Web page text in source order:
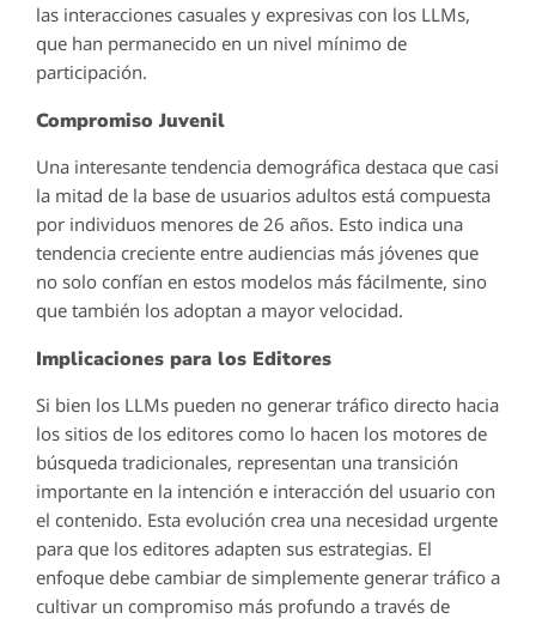
las interacciones casuales y expresivas con los LLMs,
que han permanecido en un nivel mínimo de
participación.
Compromiso Juvenil
Una interesante tendencia demográfica destaca que casi
la mitad de la base de usuarios adultos está compuesta
por individuos menores de 26 años. Esto indica una
tendencia creciente entre audiencias más jóvenes que
no solo confían en estos modelos más fácilmente, sino
que también los adoptan a mayor velocidad.
Implicaciones para los Editores
Si bien los LLMs pueden no generar tráfico directo hacia
los sitios de los editores como lo hacen los motores de
búsqueda tradicionales, representan una transición
importante en la intención e interacción del usuario con
el contenido. Esta evolución crea una necesidad urgente
para que los editores adapten sus estrategias. El
enfoque debe cambiar de simplemente generar tráfico a
cultivar un compromiso más profundo a través de